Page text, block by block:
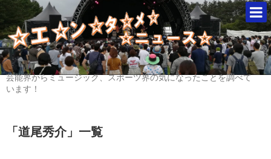
芸能界からミュージック、スポーツ界の気になったことを調べて
います！
「 道尾秀介」 一覧